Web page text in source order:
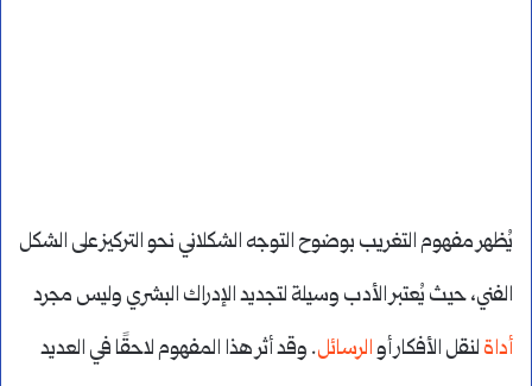
يُظهر مفهوم التغريب بوضوح التوجه الشكلاني نحو التركيز على الشكل
الفني، حيث يُعتبر الأدب وسيلة لتجديد الإدراك البشري وليس مجرد
أداة لنقل الأفكار أوالرسائل. وقد أثر هذا المفهوم لاحقًا في العديد